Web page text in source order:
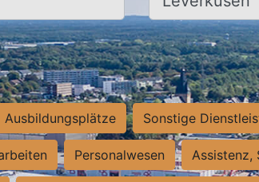
Ausbildungsplätze Sonstige
Personalwesen Assistenz,